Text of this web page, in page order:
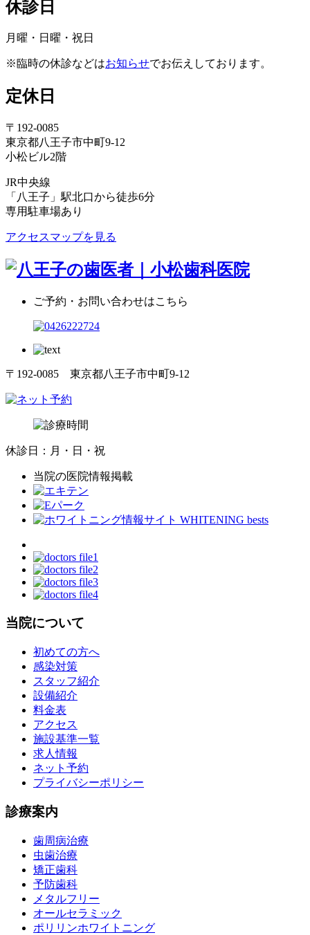
休診日
月曜・日曜・祝日
※臨時の休診などはお知らせでお伝えしております。
定休日
〒192-0085
東京都八王子市中町9-12
小松ビル2階
JR中央線
「八王子」駅北口から徒歩6分
専用駐車場あり
アクセスマップを見る
ご予約・お問い合わせはこちら
〒192-0085 東京都八王子市中町9-12
休診日：月・日・祝
当院の医院情報掲載
当院について
初めての方へ
感染対策
スタッフ紹介
設備紹介
料金表
アクセス
施設基準一覧
求人情報
ネット予約
プライバシーポリシー
診療案内
歯周病治療
虫歯治療
矯正歯科
予防歯科
メタルフリー
オールセラミック
ポリリンホワイトニング